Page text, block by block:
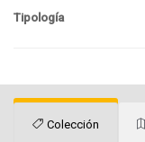
Tipología
Colección